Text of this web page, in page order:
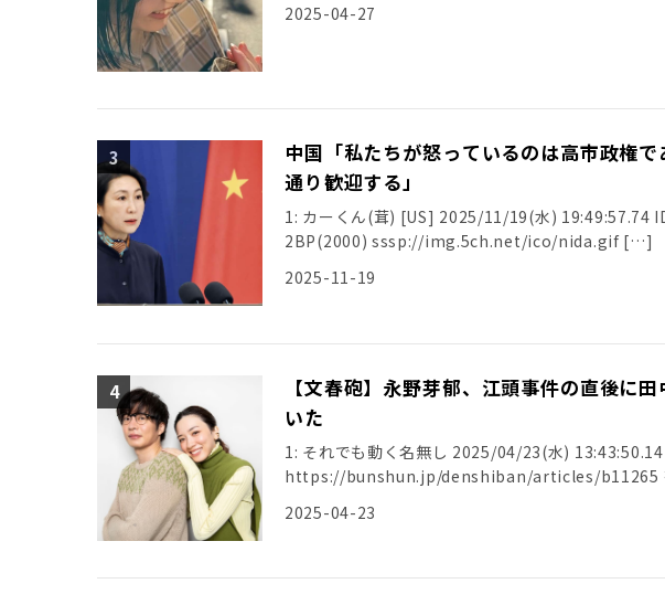
2025-04-27
中国「私たちが怒っているのは高市政権
通り歓迎する」
1: カーくん(茸) [US] 2025/11/19(水) 19:49:57.74
2BP(2000) sssp://img.5ch.net/ico/nida.gif […]
2025-11-19
【文春砲】永野芽郁、江頭事件の直後に
いた
1: それでも動く名無し 2025/04/23(水)
https://bunshun.jp/denshiban/articles/b11265
2025-04-23